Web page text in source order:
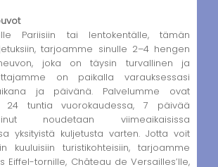
Pariisiin tai lentokentälle, tämän
tarjoamme sinulle 2–4 hengen
joka on täysin turvallinen ja
on paikalla varauksessasi
ja päivänä. Palvelumme ovat
24 tuntia vuorokaudessa, 7 päivää
noudetaan viimeaikaisissa
yksityistä kuljetusta varten. Jotta voit
kuuluisiin turistikohteisiin, tarjoamme
Eiffel-tornille, Château de Versailles’lle,